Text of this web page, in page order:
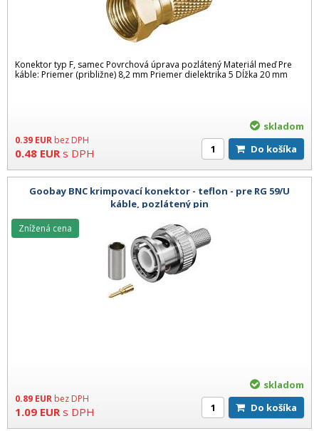
Konektor typ F, samec Povrchová úprava pozlátený Materiál meď Pre
káble: Priemer (približne) 8,2 mm Priemer dielektrika 5 Dĺžka 20 mm
0.39 EUR bez DPH
0.48 EUR s DPH
skladom
Do košíka
Goobay BNC krimpovací konektor - teflon - pre RG 59/U
káble, pozlátený pin
0.89 EUR bez DPH
1.09 EUR s DPH
Znížená cena
skladom
Do košíka